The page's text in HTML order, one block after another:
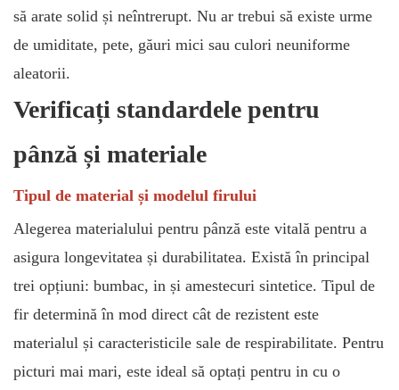
să arate solid și neîntrerupt. Nu ar trebui să existe urme
de umiditate, pete, găuri mici sau culori neuniforme
aleatorii.
Verificați standardele pentru
pânză și materiale
Tipul de material și modelul firului
Alegerea materialului pentru pânză este vitală pentru a
asigura longevitatea și durabilitatea. Există în principal
trei opțiuni: bumbac, in și amestecuri sintetice. Tipul de
fir determină în mod direct cât de rezistent este
materialul și caracteristicile sale de respirabilitate. Pentru
picturi mai mari, este ideal să optați pentru in cu o